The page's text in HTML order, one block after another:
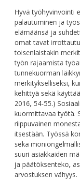
Hyvä työhyvinvointi
palautuminen ja
elämäänsä ja
omat tavat
toisenlaistakin
työn rajaamista
tunnekuorman
merkitykselliseksi,
kehittyä sekä
2016, 54-55.)
kuormittavaa työtä.
riippuvainen
itsestään. Työssä
sekä
suuri asiakkaiden
ja päätöksenteko,
arvostuksen vähyys.